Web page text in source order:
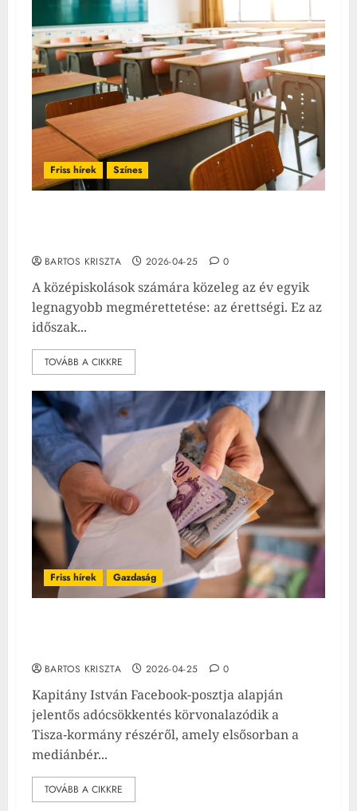
Friss hírek Színes
BARTOS KRISZTA 2026-04-25 0
A középiskolások számára közeleg az év egyik
legnagyobb megmérettetése: az érettségi. Ez az
időszak...
TOVÁBB A CIKKRE
Friss hírek Gazdaság
BARTOS KRISZTA 2026-04-25 0
Kapitány István Facebook-posztja alapján
jelentős adócsökkentés körvonalazódik a
Tisza‑kormány részéről, amely elsősorban a
mediánbér...
TOVÁBB A CIKKRE